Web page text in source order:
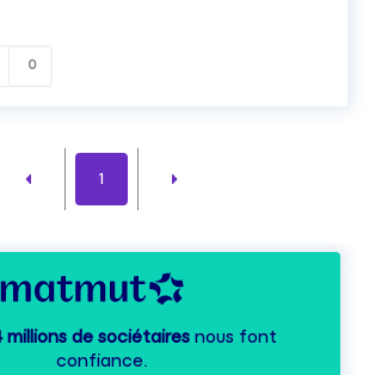
0
1
millions de sociétairesnous font
confiance.